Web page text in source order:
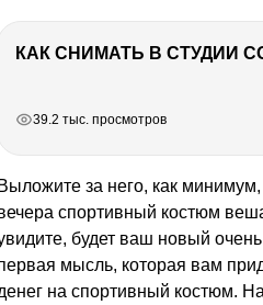
КАК СНИМАТЬ В СТУДИИ
39.2 тыс. просмотров
Выложите за него, как
спортивный костюм
будет ваш новый
мысль, которая вам
на спортивный костюм.